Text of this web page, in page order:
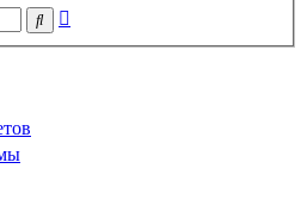
Поиск